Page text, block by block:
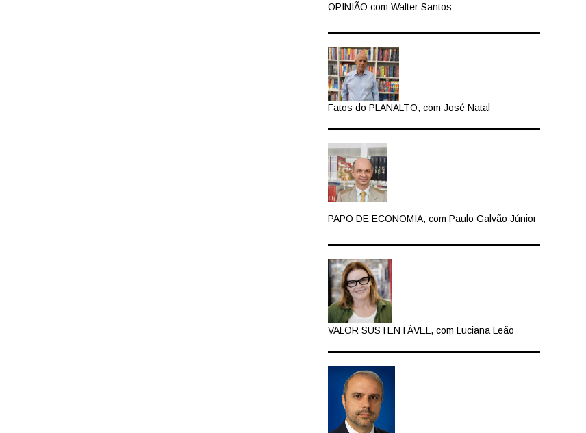
OPINIÃO com Walter Santos
Fatos do PLANALTO, com José Natal
PAPO DE ECONOMIA, com Paulo Galvão Júnior
VALOR SUSTENTÁVEL, com Luciana Leão